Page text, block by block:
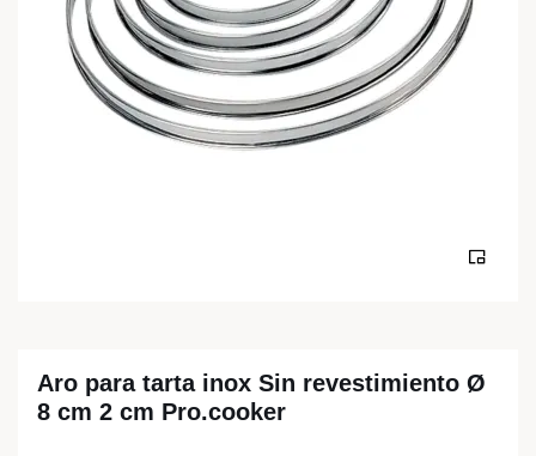
Aro para tarta inox Sin revestimiento Ø
8 cm 2 cm Pro.cooker